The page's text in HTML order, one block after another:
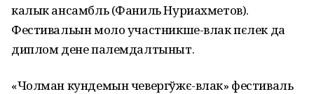
калык ансамбль (Фаниль Нуриахметов).
Фестивальын моло участникше-влак пєлек да
диплом дене палемдалтыныт.
«Чолман кундемын чевергўжє-влак» фестиваль